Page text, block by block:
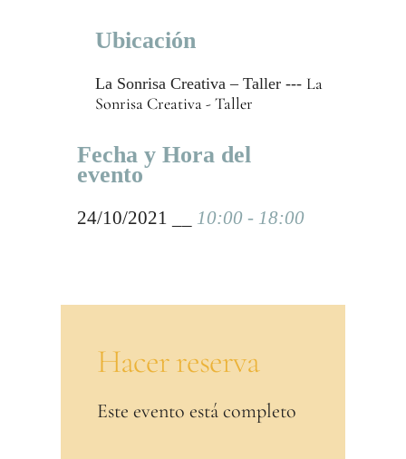
Ubicación
La Sonrisa Creativa – Taller --- La
Sonrisa Creativa - Taller
Fecha y Hora del
evento
24/10/2021 __ 10:00 - 18:00
Hacer reserva
Este evento está completo